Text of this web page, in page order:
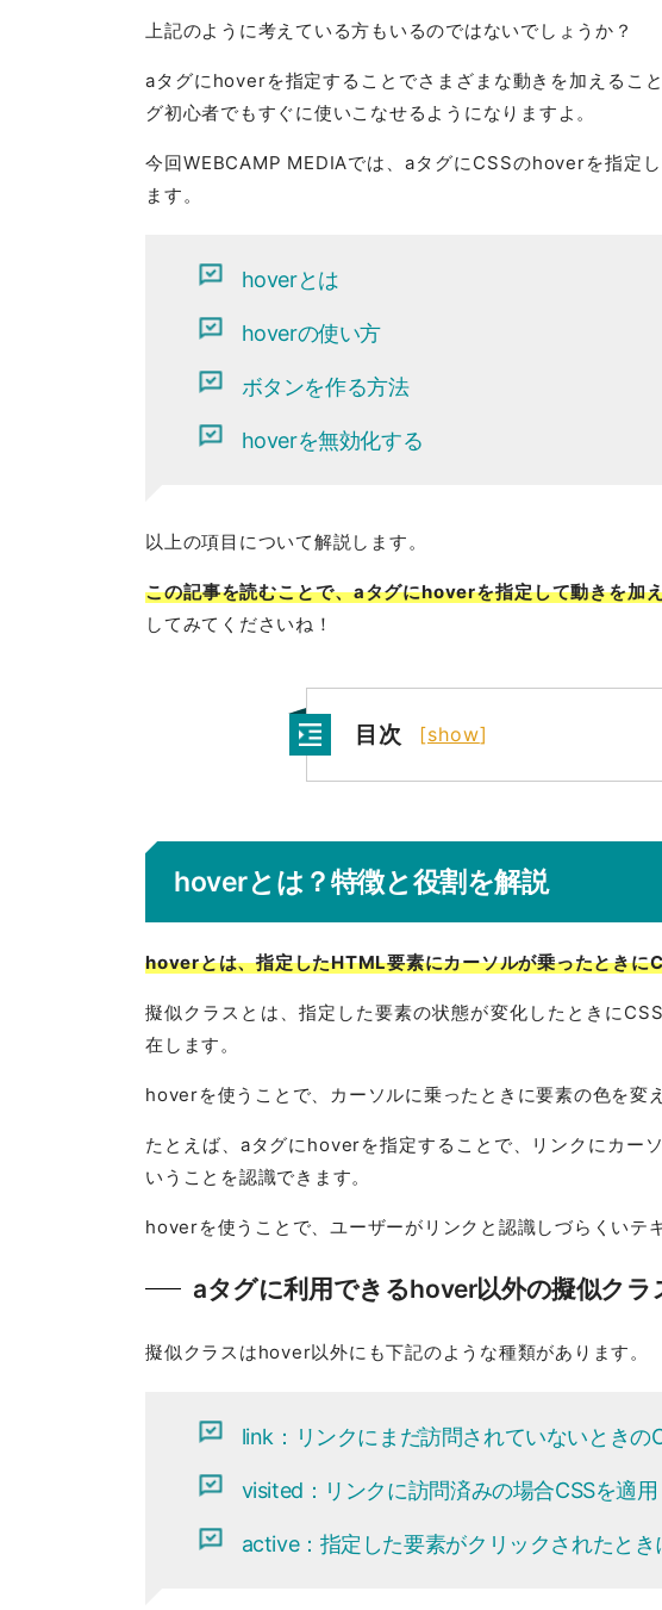
上記のように考えている方もいるのではないでしょうか？
aタグにhoverを指定することでさまざまな動きを加えるこ
グ初心者でもすぐに使いこなせるようになりますよ。
今回WEBCAMP MEDIAでは、aタグにCSSのhoverを指定
ます。
hoverとは
hoverの使い方
ボタンを作る方法
hoverを無効化する
以上の項目について解説します。
この記事を読むことで、aタグにhoverを指定して動きを加
してみてくださいね！
目次 [show]
hoverとは？特徴と役割を解説
hoverとは、指定したHTML要素にカーソルが乗ったときに
擬似クラスとは、指定した要素の状態が変化したときに
在します。
hoverを使うことで、カーソルに乗ったときに要素の色を変
たとえば、aタグにhoverを指定することで、リンクにカー
いうことを認識できます。
hoverを使うことで、ユーザーがリンクと認識しづらくいテ
aタグに利用できるhover以外の擬似クラ
擬似クラスはhover以外にも下記のような種類があります。
link：リンクにまだ訪問されていないときの
visited：リンクに訪問済みの場合CSSを適用
active：指定した要素がクリックされたとき